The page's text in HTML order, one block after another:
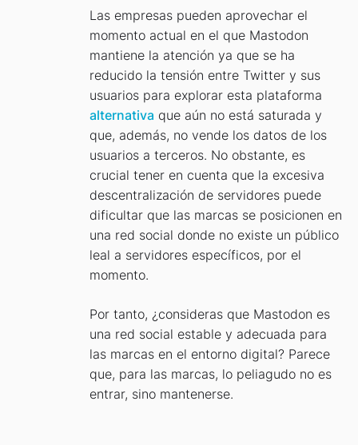
Las empresas pueden aprovechar el
momento actual en el que Mastodon
mantiene la atención ya que se ha
reducido la tensión entre Twitter y sus
usuarios para explorar esta plataforma
alternativa que aún no está saturada y
que, además, no vende los datos de los
usuarios a terceros. No obstante, es
crucial tener en cuenta que la excesiva
descentralización de servidores puede
dificultar que las marcas se posicionen en
una red social donde no existe un público
leal a servidores específicos, por el
momento.
Por tanto, ¿consideras que Mastodon es
una red social estable y adecuada para
las marcas en el entorno digital? Parece
que, para las marcas, lo peliagudo no es
entrar, sino mantenerse.